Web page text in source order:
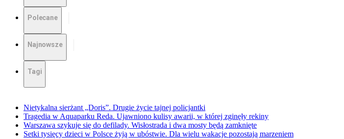
Polecane
Najnowsze
Tagi
Nietykalna sierżant „Doris”. Drugie życie tajnej policjantki
Tragedia w Aquaparku Reda. Ujawniono kulisy awarii, w której zginęły rekiny
Warszawa szykuje się do defilady. Wisłostrada i dwa mosty będą zamknięte
Setki tysięcy dzieci w Polsce żyją w ubóstwie. Dla wielu wakacje pozostają marzeniem